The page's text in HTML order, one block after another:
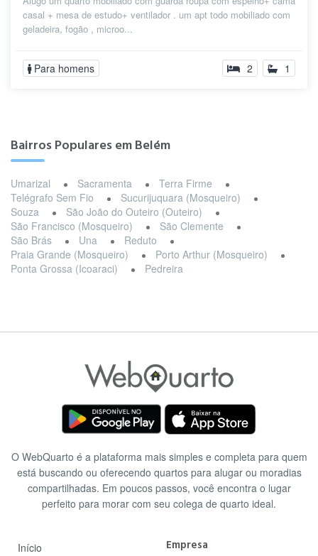
casal + mesa de estudo+ ventilador . um apt todo mobiliado com
geladeira, fogão , microo...
Para homens 2 1
Bairros Populares em Belém
Umarizal Sacramenta
Terra Firme
Telégrafo Sem Fio
Sucurijuquara (Mosqueiro)
Souza
São João do Outeiro (Outeiro)
São Francisco (Mosqueiro)
São Clemente
São Brás
Una
Reduto
Praia Grande (Mosqueiro)
Porto Arthur (Mosqueiro)
Ponta Grossa (Icoaraci)
Pedreira
O WebQuarto é a plataforma mais simples e completa para quem
está buscando ou oferecendo quartos para alugar ou moradias
compartilhadas. Em poucos passos, você encontra o lugar
perfeito para morar com seu colega de quarto ideal.
Início
Empresa